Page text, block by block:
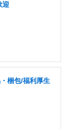
迎
梱包/福利厚生